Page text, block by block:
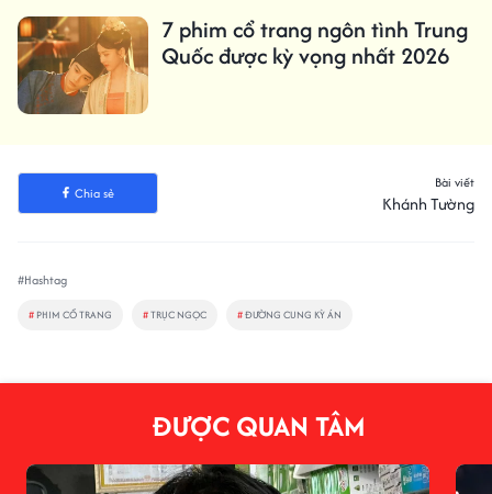
7 phim cổ trang ngôn tình Trung
Quốc được kỳ vọng nhất 2026
Chia sẻ
Bài viết
Khánh Tường
#Hashtag
# PHIM CỔ TRANG #TRỤC NGỌC #ĐƯỜNG CUNG KỲ ÁN
ĐƯỢC QUAN TÂM